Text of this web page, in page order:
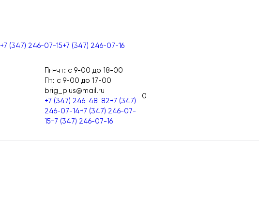
+7 (347) 246-07-15+7 (347) 246-07-16
Пн-чт: с 9-00 до 18-00
Пт: с 9-00 до 17-00
brig_plus@mail.ru
+7 (347) 246-48-82+7 (347)
246-07-14+7 (347) 246-07-
15+7 (347) 246-07-16
0